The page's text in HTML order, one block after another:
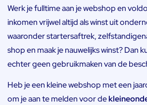
Werk je fulltime aan je webshop en
inkomen vrijwel altijd als winst uit
waaronder startersaftrek,
shop en maak je nauwelijks winst? Dan
echter geen gebruikmaken van de
Heb je een kleine webshop met een
om je aan te melden voor de